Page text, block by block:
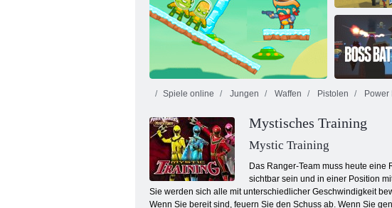
Superhelden-Brawl 4
Cowboys vs Martians
Kogama: D
Kogama:
Bosskampf
Spiele online Jungen Waffen Pistolen Power
Mystisches Training
Mystic Training
Das Ranger-Team muss heute
sichtbar sein und in einer Position
Sie werden sich alle mit unterschiedlicher Geschwindigkeit
Wenn Sie bereit sind, feuern Sie den Schuss ab. Wenn Sie